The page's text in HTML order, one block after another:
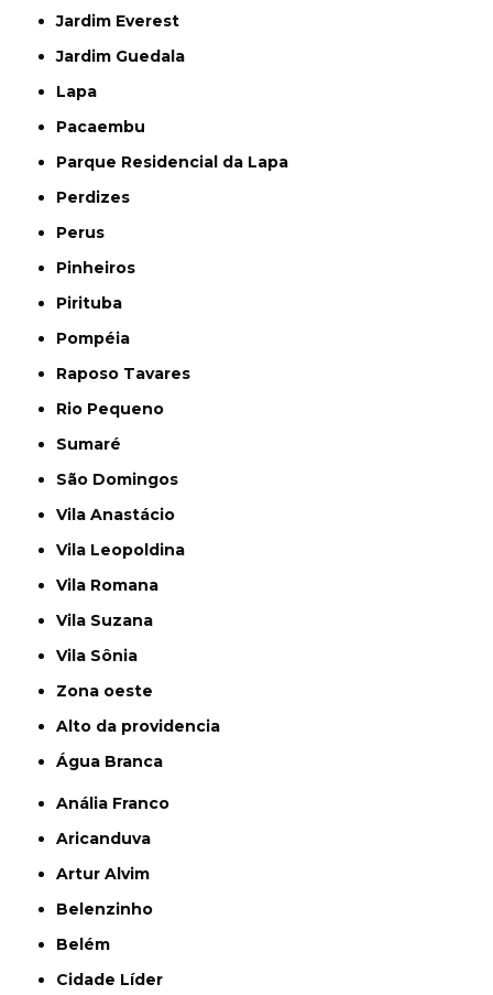
Jardim Everest
Jardim Guedala
Lapa
Pacaembu
Parque Residencial da Lapa
Perdizes
Perus
Pinheiros
Pirituba
Pompéia
Raposo Tavares
Rio Pequeno
Sumaré
São Domingos
Vila Anastácio
Vila Leopoldina
Vila Romana
Vila Suzana
Vila Sônia
Zona oeste
alto da providencia
Água Branca
Anália Franco
Aricanduva
Artur Alvim
Belenzinho
Belém
Cidade Líder